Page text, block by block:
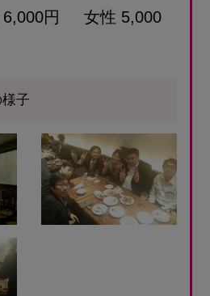
6,000円 女性 5,000
子